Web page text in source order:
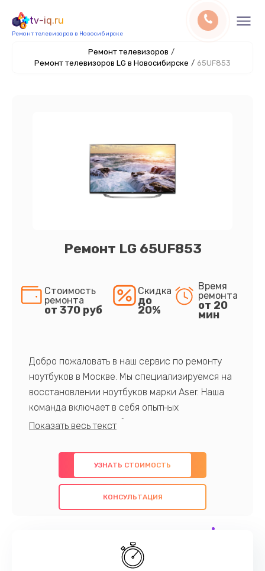
tv-iq.ru
Ремонт телевизоров в Новосибирске
Ремонт телевизоров /
Ремонт телевизоров LG в Новосибирске / 65UF853
Ремонт LG 65UF853
Стоимость
ремонта
от 370 руб
Скидка
до
20%
Время
ремонта
от 20
мин
Добро пожаловать в наш сервис по ремонту
ноутбуков в Москве. Мы специализируемся на
восстановлении ноутбуков марки Aser. Наша
команда включает в себя опытных
профессионалов с обширными знаниями и
предлагаем быстрый и качественный ремонт с
использованием оригинальных компонентов, а
также гарантируем качество всех
проведенных работ. Наша цель - предоставить
обслуживание, удовлетворяя их потребности
наилучшим образом. Не медлите записаться на
УЗНАТЬ СТОИМОСТЬ
КОНСУЛЬТАЦИЯ